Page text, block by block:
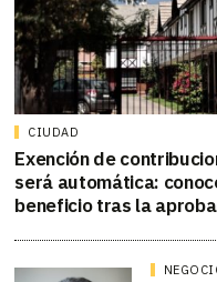
CIUDAD
Exención de
será automática:
beneficio tras la